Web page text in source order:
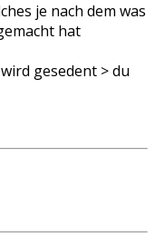
je nach dem was
hat
gesedent > du